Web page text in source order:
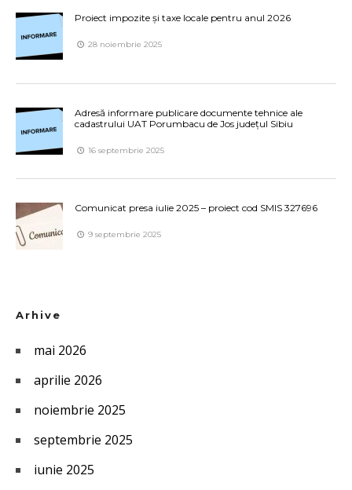
Proiect impozite și taxe locale pentru anul 2026
28 noiembrie 2025
Adresă informare publicare documente tehnice ale
cadastrului UAT Porumbacu de Jos județul Sibiu
16 septembrie 2025
Comunicat presa iulie 2025 – proiect cod SMIS 327696
9 septembrie 2025
Arhive
mai 2026
aprilie 2026
noiembrie 2025
septembrie 2025
iunie 2025